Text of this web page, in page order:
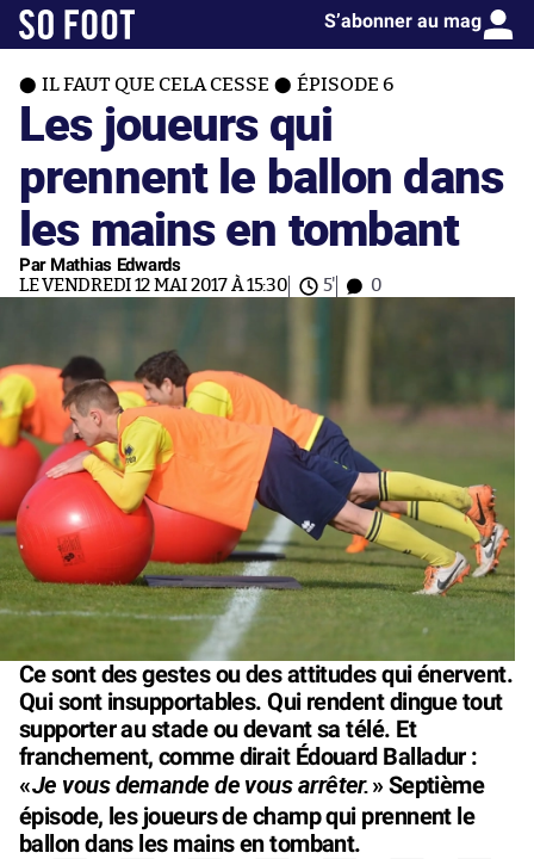
S’abonner au mag
IL FAUT QUE CELA CESSE ÉPISODE 6
Les joueurs qui
prennent le ballon dans
les mains en tombant
Par Mathias Edwards
LE VENDREDI 12 MAI 2017 À 15:30 5' 0
Ce sont des gestes ou des attitudes qui énervent.
Qui sont insupportables. Qui rendent dingue tout
supporter au stade ou devant sa télé. Et
franchement, comme dirait Édouard Balladur :
«Je vous demande de vous arrêter.» Septième
épisode, les joueurs de champ qui prennent le
ballon dans les mains en tombant.